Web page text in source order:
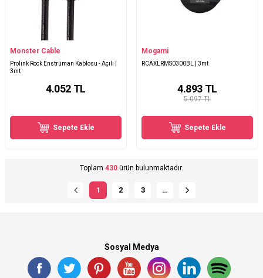
Monster Cable
Prolink Rock Enstrüman Kablosu - Açılı |
3mt
4.052 TL
Sepete Ekle
Mogami
RCAXLRMS0300BL | 3mt
5.097 TL
4.893 TL
Sepete Ekle
Toplam 430 ürün bulunmaktadır.
1 2 3 …
Sosyal Medya